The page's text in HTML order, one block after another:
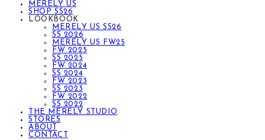
MERELY US
SHOP SS26
LOOKBOOK
MERELY US SS26
SS 2026
MERELY US FW25
FW 2025
SS 2025
FW 2024
SS 2024
FW 2023
SS 2023
FW 2022
SS 2022
THE MERELY STUDIO
STORES
ABOUT
CONTACT